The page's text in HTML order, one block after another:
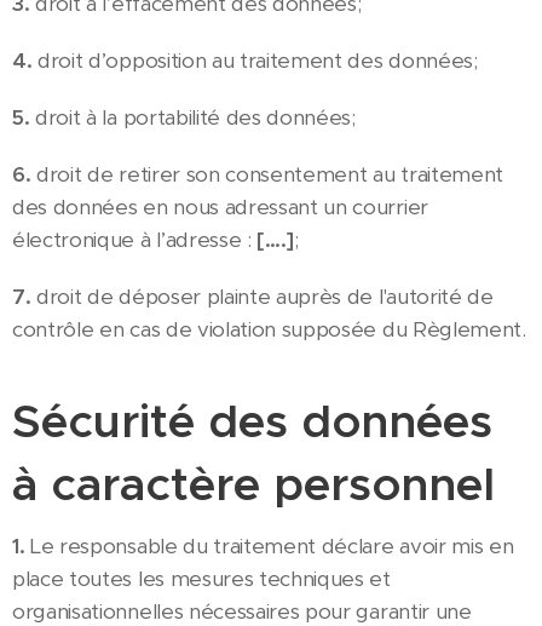
4. droit d’opposition au traitement des données;
5. droit à la portabilité des données;
6. droit de retirer son consentement au traitement
des données en nous adressant un courrier
électronique à l’adresse : [….];
7. droit de déposer plainte auprès de l'autorité de
contrôle en cas de violation supposée du Règlement.
Sécurité des données
à caractère personnel
1. Le responsable du traitement déclare avoir mis en
place toutes les mesures techniques et
organisationnelles nécessaires pour garantir une